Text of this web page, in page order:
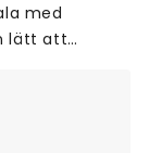
med
lätt att
som söker en